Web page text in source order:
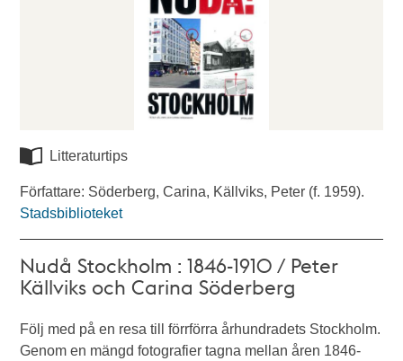
Litteraturtips
Författare: Söderberg, Carina, Källviks, Peter (f. 1959).
Stadsbiblioteket
Nudå Stockholm : 1846-1910 / Peter
Källviks och Carina Söderberg
Följ med på en resa till förrförra århundradets Stockholm.
Genom en mängd fotografier tagna mellan åren 1846-